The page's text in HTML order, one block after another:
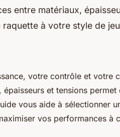
entre matériaux,
à votre style de
votre contrôle et votre
et tensions permet
vous aide à sélectionner
vos performances à